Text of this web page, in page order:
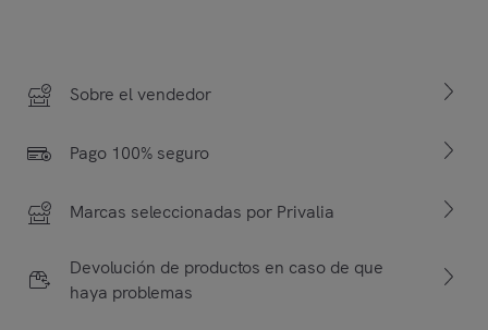
Sobre el vendedor
Pago 100% seguro
Marcas seleccionadas por Privalia
Devolución de productos en caso de que
haya problemas